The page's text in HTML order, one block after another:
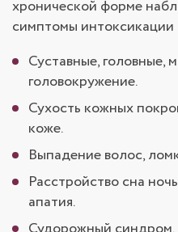
хронической форме
симптомы интоксикации
Суставные, головные,
головокружение.
Сухость кожных
коже.
Выпадение волос,
Расстройство сна
апатия.